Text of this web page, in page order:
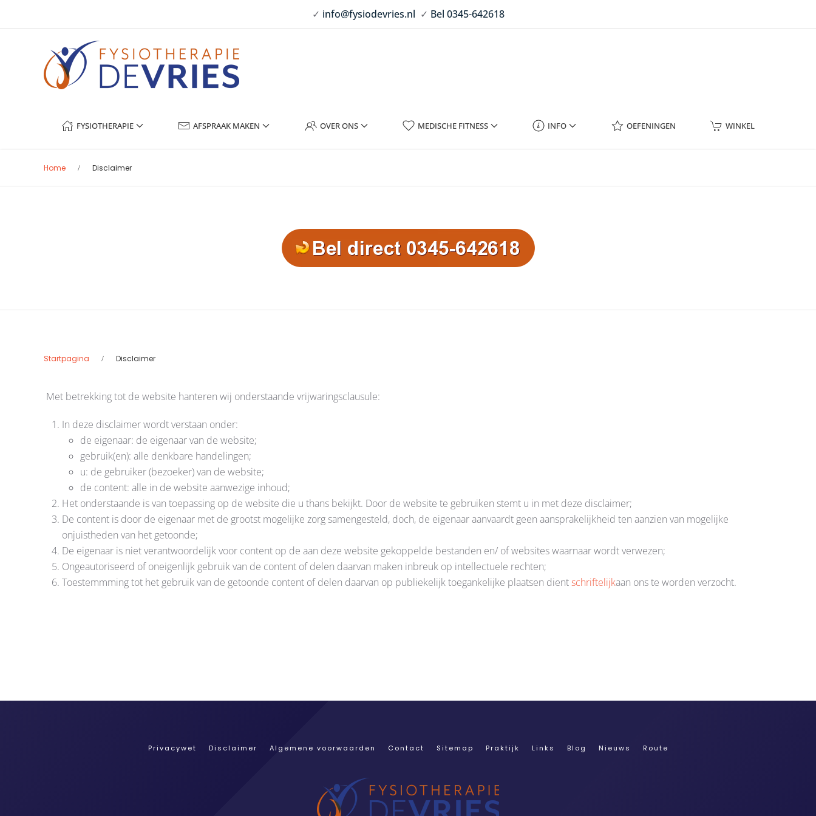
Terug naar hoofdinhoud
✓ info@fysiodevries.nl ✓ Bel 0345-642618
FYSIOTHERAPIE AFSPRAAK MAKEN OVER ONS MEDISCHE FITNESS INFO OEFENINGEN WINKEL
Home Disclaimer
Startpagina Disclaimer
Met betrekking tot de website hanteren wij onderstaande vrijwaringsclausule:
In deze disclaimer wordt verstaan onder:
de eigenaar: de eigenaar van de website;
gebruik(en): alle denkbare handelingen;
u: de gebruiker (bezoeker) van de website;
de content: alle in de website aanwezige inhoud;
Het onderstaande is van toepassing op de website die u thans bekijkt. Door de website te gebruiken stemt u in met deze disclaimer;
De content is door de eigenaar met de grootst mogelijke zorg samengesteld, doch, de eigenaar aanvaardt geen aansprakelijkheid ten aanzien van mogelijke
onjuistheden van het getoonde;
De eigenaar is niet verantwoordelijk voor content op de aan deze website gekoppelde bestanden en/ of websites waarnaar wordt verwezen;
Ongeautoriseerd of oneigenlijk gebruik van de content of delen daarvan maken inbreuk op intellectuele rechten;
Toestemmming tot het gebruik van de getoonde content of delen daarvan op publiekelijk toegankelijke plaatsen dientschriftelijkaan ons te worden verzocht.
Privacywet Disclaimer Algemene voorwaarden Contact Sitemap Praktijk Links Blog Nieuws Route